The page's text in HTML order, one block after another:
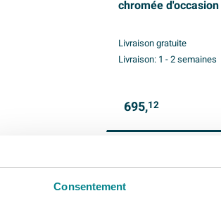
Consentement
chromée d'occasion
Livraison gratuite
Livraison: 1 - 2 semaines
695,12